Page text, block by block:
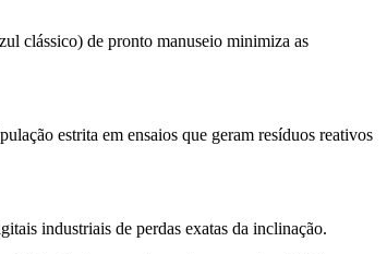
clássico) de pronto manuseio minimiza as
estrita em ensaios que geram resíduos reativos
industriais de perdas exatas da inclinação.